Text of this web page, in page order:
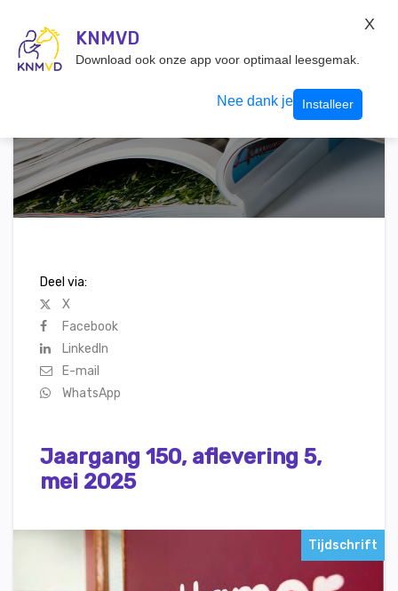
Inloggen
Deel via:
X
Facebook
LinkedIn
E-mail
WhatsApp
Jaargang 150, aflevering 5,
mei 2025
Tijdschrift
KNMVD
Download ook onze app voor optimaal leesgemak.
Nee dank je Installeer
X